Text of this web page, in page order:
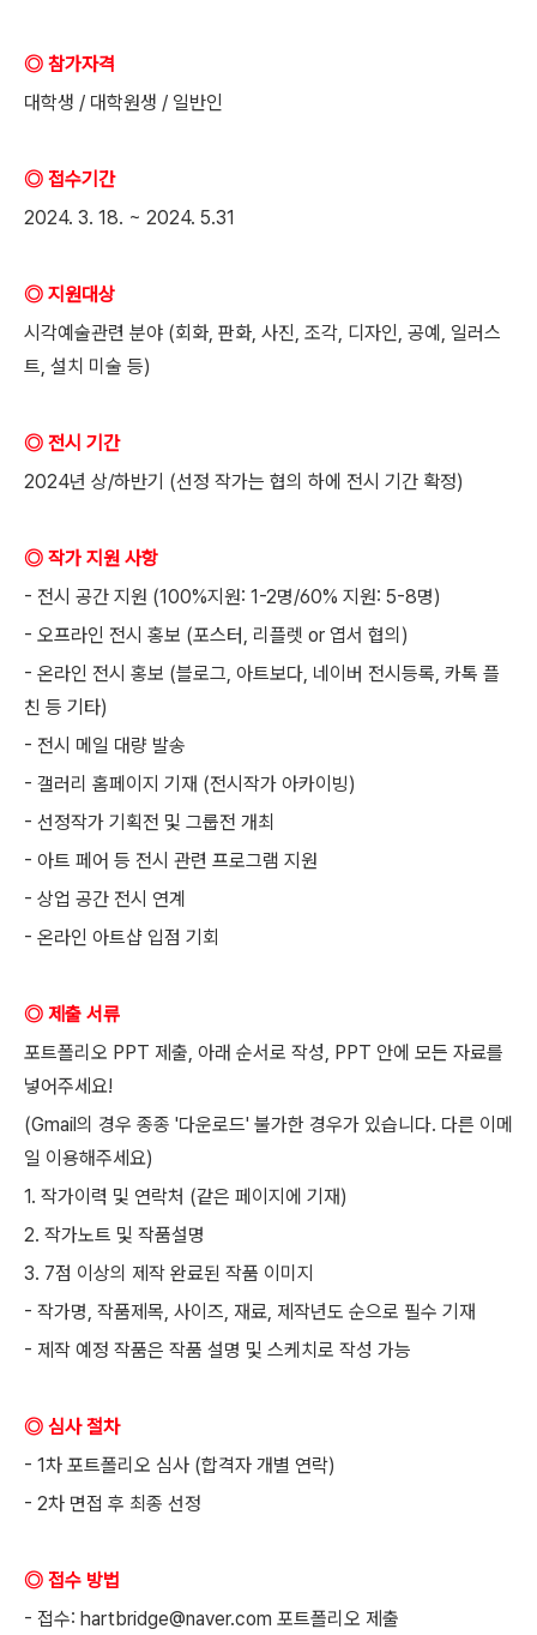
◎ 참가자격
대학생 / 대학원생 / 일반인
◎ 접수기간
2024. 3. 18. ~ 2024. 5.31
◎ 지원대상
시각예술관련 분야 (회화, 판화, 사진, 조각, 디자인, 공예, 일러스
트, 설치 미술 등)
◎ 전시 기간
2024년 상/하반기 (선정 작가는 협의 하에 전시 기간 확정)
◎ 작가 지원 사항
- 전시 공간 지원 (100%지원: 1-2명/60% 지원: 5-8명)
- 오프라인 전시 홍보 (포스터, 리플렛 or 엽서 협의)
- 온라인 전시 홍보 (블로그, 아트보다, 네이버 전시등록, 카톡 플
친 등 기타)
- 전시 메일 대량 발송
- 갤러리 홈페이지 기재 (전시작가 아카이빙)
- 선정작가 기획전 및 그룹전 개최
- 아트 페어 등 전시 관련 프로그램 지원
- 상업 공간 전시 연계
- 온라인 아트샵 입점 기회
◎ 제출 서류
포트폴리오 PPT 제출, 아래 순서로 작성, PPT 안에 모든 자료를
넣어주세요!
(Gmail의 경우 종종 '다운로드' 불가한 경우가 있습니다. 다른 이메
일 이용해주세요)
1. 작가이력 및 연락처 (같은 페이지에 기재)
2. 작가노트 및 작품설명
3. 7점 이상의 제작 완료된 작품 이미지
- 작가명, 작품제목, 사이즈, 재료, 제작년도 순으로 필수 기재
- 제작 예정 작품은 작품 설명 및 스케치로 작성 가능
◎ 심사 절차
- 1차 포트폴리오 심사 (합격자 개별 연락)
- 2차 면접 후 최종 선정
◎ 접수 방법
- 접수: hartbridge@naver.com 포트폴리오 제출